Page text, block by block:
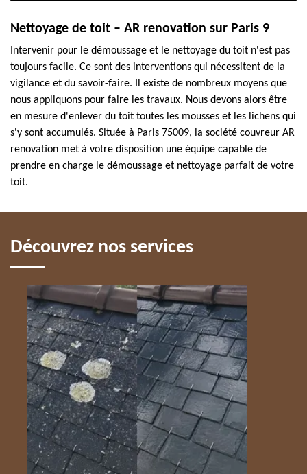
Nettoyage de toit – AR renovation sur Paris 9
Intervenir pour le démoussage et le nettoyage du toit n'est pas
toujours facile. Ce sont des interventions qui nécessitent de la
vigilance et du savoir-faire. Il existe de nombreux moyens que
nous appliquons pour faire les travaux. Nous devons alors être
en mesure d'enlever du toit toutes les mousses et les lichens qui
s'y sont accumulés. Située à Paris 75009, la société couvreur AR
renovation met à votre disposition une équipe capable de
prendre en charge le démoussage et nettoyage parfait de votre
toit.
Découvrez nos services